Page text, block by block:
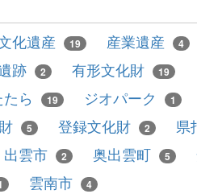
化遺産 19 産業遺産 4
跡 2 有形文化財 19
たら 19 ジオパーク 1
5 登録文化財 2
県
出雲市 2 奥出雲町 5
雲南市 4